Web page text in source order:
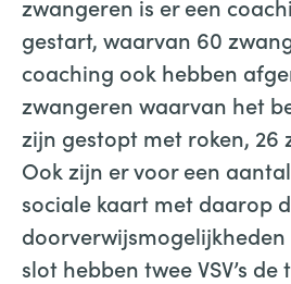
zwangeren is er een
gestart, waarvan 60
coaching ook hebben
zwangeren waarvan het
zijn gestopt met roken, 26
Ook zijn er voor een
sociale kaart met daarop
doorverwijsmogelijkheden
slot hebben twee VSV’s